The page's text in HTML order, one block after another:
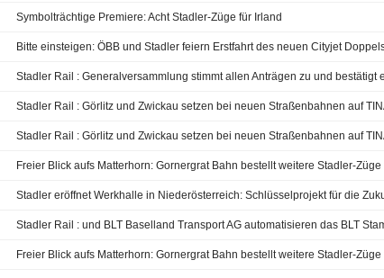
Symbolträchtige Premiere: Acht Stadler-Züge für Irland